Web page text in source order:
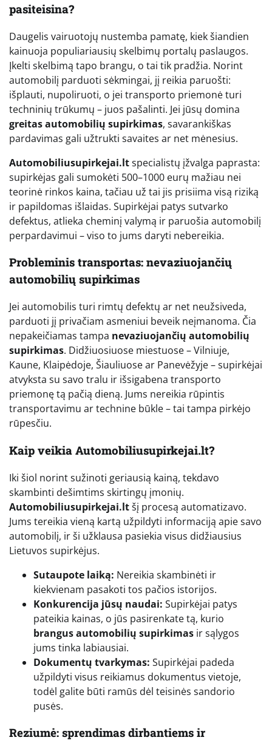
pasiteisina?
Daugelis vairuotojų nustemba pamatę, kiek šiandien
kainuoja populiariausių skelbimų portalų paslaugos.
Įkelti skelbimą tapo brangu, o tai tik pradžia. Norint
automobilį parduoti sėkmingai, jį reikia paruošti:
išplauti, nupoliruoti, o jei transporto priemonė turi
techninių trūkumų – juos pašalinti. Jei jūsų domina
greitas automobilių supirkimas, savarankiškas
pardavimas gali užtrukti savaites ar net mėnesius.
Automobiliusupirkejai.ltspecialistų įžvalga paprasta:
supirkėjas gali sumokėti 500–1000 eurų mažiau nei
teorinė rinkos kaina, tačiau už tai jis prisiima visą riziką
ir papildomas išlaidas. Supirkėjai patys sutvarko
defektus, atlieka cheminį valymą ir paruošia automobilį
perpardavimui – viso to jums daryti nebereikia.
Probleminis transportas: nevaziuojančių
automobilių supirkimas
Jei automobilis turi rimtų defektų ar net neužsiveda,
parduoti jį privačiam asmeniui beveik neįmanoma. Čia
nepakeičiamas tampa nevaziuojančių automobilių
supirkimas. Didžiuosiuose miestuose – Vilniuje,
Kaune, Klaipėdoje, Šiauliuose ar Panevėžyje – supirkėjai
atvyksta su savo tralu ir išsigabena transporto
priemonę tą pačią dieną. Jums nereikia rūpintis
transportavimu ar technine būkle – tai tampa pirkėjo
rūpesčiu.
Kaip veikia Automobiliusupirkejai.lt?
Iki šiol norint sužinoti geriausią kainą, tekdavo
skambinti dešimtims skirtingų įmonių.
Automobiliusupirkejai.ltšį procesą automatizavo.
Jums tereikia vieną kartą užpildyti informaciją apie savo
automobilį, ir ši užklausa pasiekia visus didžiausius
Lietuvos supirkėjus.
Sutaupote laiką: Nereikia skambinėti ir
kiekvienam pasakoti tos pačios istorijos.
Konkurencija jūsų naudai: Supirkėjai patys
pateikia kainas, o jūs pasirenkate tą, kurio
brangus automobilių supirkimas ir sąlygos
jums tinka labiausiai.
Dokumentų tvarkymas: Supirkėjai padeda
užpildyti visus reikiamus dokumentus vietoje,
todėl galite būti ramūs dėl teisinės sandorio
pusės.
Reziumė: sprendimas dirbantiems ir